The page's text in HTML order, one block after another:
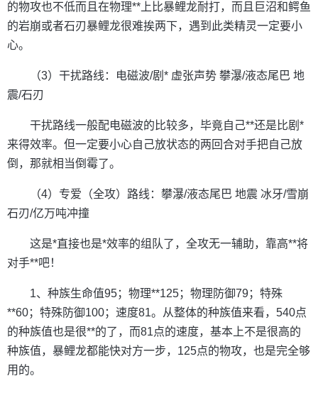
的物攻也不低而且在物理**上比暴鲤龙耐打，而且巨沼和鳄鱼
的岩崩或者石刃暴鲤龙很难挨两下，遇到此类精灵一定要小
心。
（3）干扰路线：电磁波/剧* 虚张声势 攀瀑/液态尾巴 地
震/石刃
干扰路线一般配电磁波的比较多，毕竟自己**还是比剧*
来得效率。但一定要小心自己放状态的两回合对手把自己放
倒，那就相当倒霉了。
（4）专爱（全攻）路线：攀瀑/液态尾巴 地震 冰牙/雪崩
石刃/亿万吨冲撞
这是*直接也是*效率的组队了，全攻无一辅助，靠高**将
对手**吧！
1、种族生命值95；物理**125；物理防御79；特殊
**60；特殊防御100；速度81。从整体的种族值来看，540点
的种族值也是很**的了，而81点的速度，基本上不是很高的
种族值，暴鲤龙都能快对方一步，125点的物攻，也是完全够
用的。